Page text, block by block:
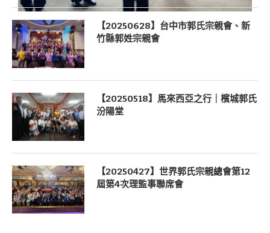
【20250628】台中市郭氏宗親會、新
竹縣郭姓宗親會
【20250518】馬來西亞之行｜檳城郭氏
汾陽堂
【20250427】世界郭氏宗親總會第12
屆第4次理監事聯席會